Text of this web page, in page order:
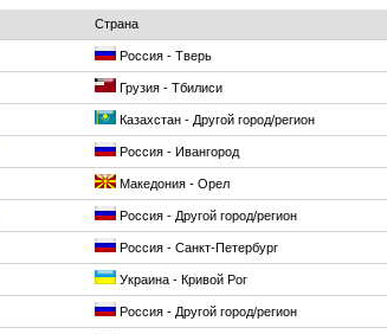
Страна
Россия - Тверь
Грузия - Тбилиси
Казахстан - Другой город/регион
Россия - Ивангород
Македония - Орел
Россия - Другой город/регион
Россия - Санкт-Петербург
Украина - Кривой Рог
Россия - Другой город/регион